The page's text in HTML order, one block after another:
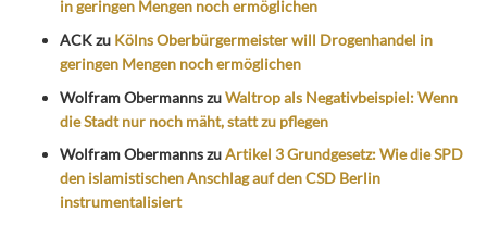
in geringen Mengen noch ermöglichen
ACKzu Kölns Oberbürgermeister will Drogenhandel in
geringen Mengen noch ermöglichen
Wolfram ObermannszuWaltrop als Negativbeispiel: Wenn
die Stadt nur noch mäht, statt zu pflegen
Wolfram ObermannszuArtikel 3 Grundgesetz: Wie die SPD
den islamistischen Anschlag auf den CSD Berlin
instrumentalisiert